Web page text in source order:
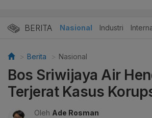
BERITA Nasional Industri
Berita Nasional
Bos Sriwijaya Air
Terjerat Kasus
Oleh Ade Rosman